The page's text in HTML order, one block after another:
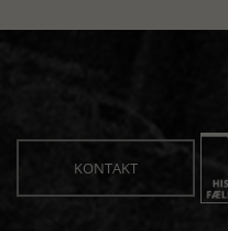
KONTAKT